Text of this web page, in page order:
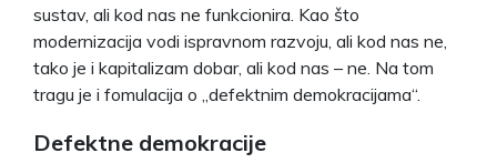
sustav, ali kod nas ne funkcionira. Kao što
modernizacija vodi ispravnom razvoju, ali kod nas ne,
tako je i kapitalizam dobar, ali kod nas – ne. Na tom
tragu je i fomulacija o „defektnim demokracijama“.
Defektne demokracije